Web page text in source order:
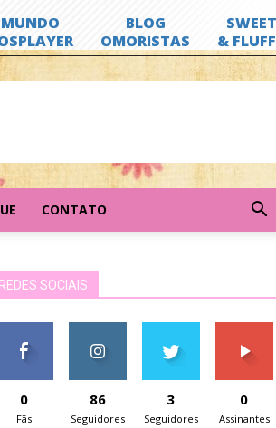
CONTATO
SOCIAIS
0
Fãs
86
Seguidores
3
Seguidores
0
Assinantes